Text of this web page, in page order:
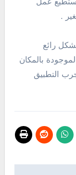
.
رائع
بالمكان
التطبيق